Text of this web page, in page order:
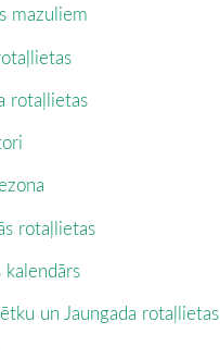
mazuliem
rotaļlietas
rotaļlietas
un Jaungada rotaļlietas